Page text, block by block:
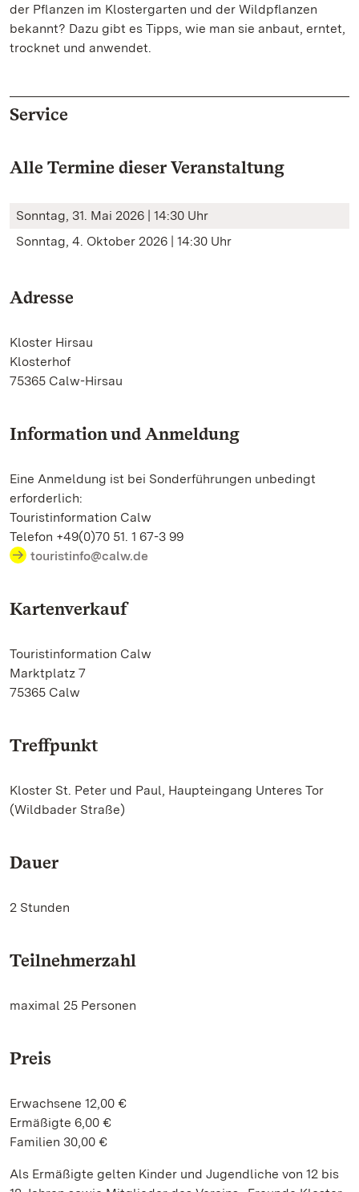
der Pflanzen im Klostergarten und der Wildpflanzen
bekannt? Dazu gibt es Tipps, wie man sie anbaut, erntet,
trocknet und anwendet.
Service
Alle Termine dieser Veranstaltung
Sonntag, 31. Mai 2026 | 14:30 Uhr
Sonntag, 4. Oktober 2026 | 14:30 Uhr
Adresse
Kloster Hirsau
Klosterhof
75365 Calw-Hirsau
Information und Anmeldung
Eine Anmeldung ist bei Sonderführungen unbedingt
erforderlich:
Touristinformation Calw
Telefon +49(0)70 51. 1 67-3 99
touristinfo@calw.de
Kartenverkauf
Touristinformation Calw
Marktplatz 7
75365 Calw
Treffpunkt
Kloster St. Peter und Paul, Haupteingang Unteres Tor
(Wildbader Straße)
Dauer
2 Stunden
Teilnehmerzahl
maximal 25 Personen
Preis
Erwachsene 12,00 €
Ermäßigte 6,00 €
Familien 30,00 €
Als Ermäßigte gelten Kinder und Jugendliche von 12 bis